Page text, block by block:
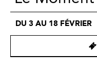
DU 3 AU 18 FÉVRIER